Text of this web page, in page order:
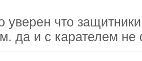
уверен что
да и с карателем не